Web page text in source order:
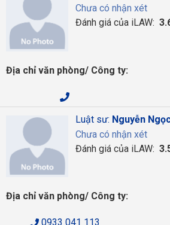
Chưa có nhận xét
Đánh giá của iLAW:
Địa chỉ văn phòng/ Công ty:
Luật sư: Nguyễn
Chưa có nhận xét
Đánh giá của iLAW:
Địa chỉ văn phòng/ Công ty:
0933 041 113